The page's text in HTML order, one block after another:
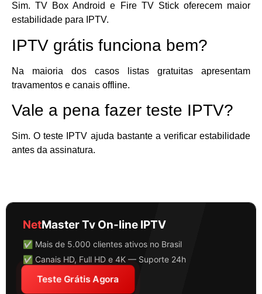
Sim. TV Box Android e Fire TV Stick oferecem maior
estabilidade para IPTV.
IPTV grátis funciona bem?
Na maioria dos casos listas gratuitas apresentam
travamentos e canais offline.
Vale a pena fazer teste IPTV?
Sim. O teste IPTV ajuda bastante a verificar estabilidade
antes da assinatura.
NetMaster Tv On-line IPTV
✅ Mais de 5.000 clientes ativos no Brasil
✅ Canais HD, Full HD e 4K — Suporte 24h
Teste Grátis Agora